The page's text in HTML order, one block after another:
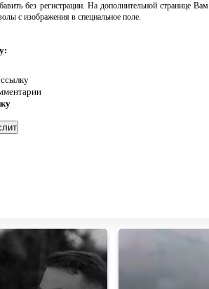
без регистрации. На дополнительной странице Вам
с изображения в специальное поле.